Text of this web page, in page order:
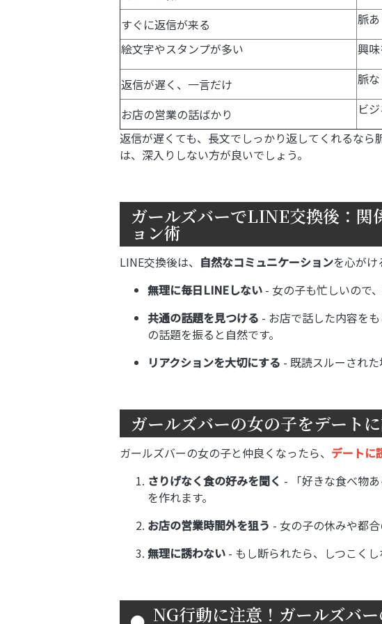
すぐに返信が来る
脈
絵文字やスタンプが多い
興
返信が遅く、一言だけ 脈
お店の営業の話ばかり
ビ
返信が遅くても、長文でしっかり返してくれるな
は、深入りしない方が良いでしょう。
ガールズバーでLINE交換後：関
ョン術
LINE交換後は、 自然なコミュニケーションを心がけ
無理に毎日LINEしない - 女の子も忙しいので
共通の話題を見つける - お店で話した内容を
の話題を振ると自然です。
リアクションを大切にする - 既読スルーされ
ガールズバーの女の子をデート
ガールズバーの女の子と仲良くなったら、 デートに
さりげなく食の好みを聞く - 「好きな食べ物
を作れます。
お店の営業時間外を狙う - 女の子の休みや都
無理に誘わない - もし断られたら、しつこくし
NG行動に注意！ガールズバ